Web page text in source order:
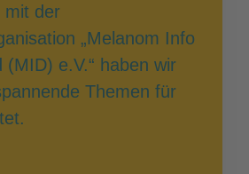
mit der
„Melanom Info
(MID) e.V.“ haben wir
Themen für